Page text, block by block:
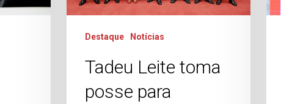
Destaque Notícias
Tadeu Leite toma
posse para